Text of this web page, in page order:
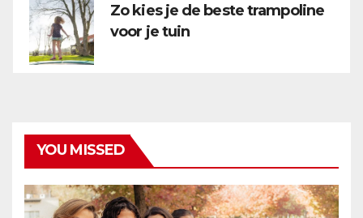
Zo kies je de beste trampoline
voor je tuin
YOU MISSED